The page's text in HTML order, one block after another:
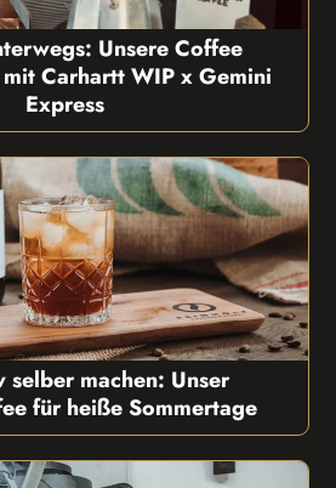
Unsere Coffee
Carhartt WIP x Gemini
Express
selber machen: Unser
für heiße Sommertage